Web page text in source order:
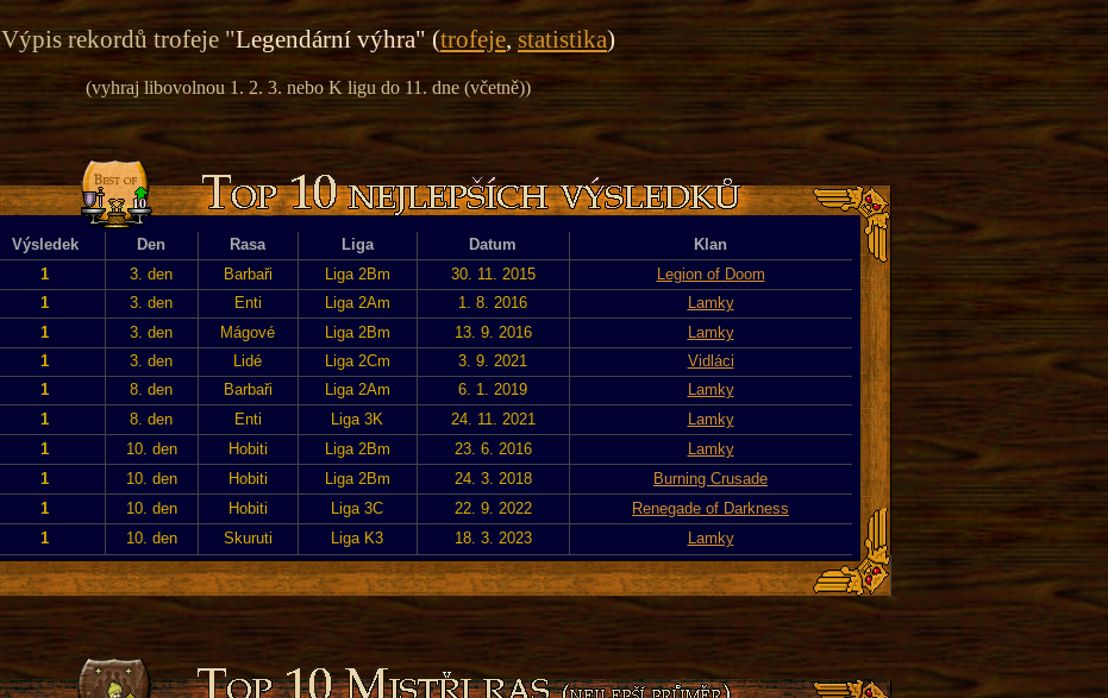
Výpis rekordů trofeje "Legendární výhra" (trofeje, statistika)
(vyhraj libovolnou 1. 2. 3. nebo K ligu do 11. dne (včetně))
Výsledek Den Rasa Liga Datum
Klan
1 3. den Barbaři Liga 2Bm 30. 11. 2015
Legion of Doom
1 3. den Enti Liga 2Am 1. 8. 2016
Lamky
1 3. den Mágové Liga 2Bm 13. 9. 2016
Lamky
1 3. den Lidé Liga 2Cm 3. 9. 2021
Vidláci
1 8. den Barbaři Liga 2Am 6. 1. 2019
Lamky
1 8. den Enti Liga 3K 24. 11. 2021
Lamky
1 10. den Hobiti Liga 2Bm 23. 6. 2016
Lamky
1 10. den Hobiti Liga 2Bm 24. 3. 2018
Burning Crusade
1 10. den Hobiti Liga 3C 22. 9. 2022
Renegade of Darkness
1 10. den Skuruti Liga K3 18. 3. 2023 Lamky